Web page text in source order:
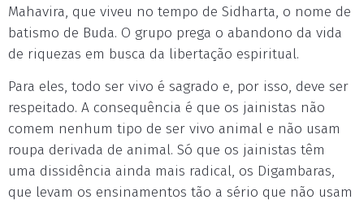
Mahavira, que viveu no tempo de Sidharta, o nome de
batismo de Buda. O grupo prega o abandono da vida
de riquezas em busca da libertação espiritual.
Para eles, todo ser vivo é sagrado e, por isso, deve ser
respeitado. A consequência é que os jainistas não
comem nenhum tipo de ser vivo animal e não usam
roupa derivada de animal. Só que os jainistas têm
uma dissidência ainda mais radical, os Digambaras,
que levam os ensinamentos tão a sério que não usam